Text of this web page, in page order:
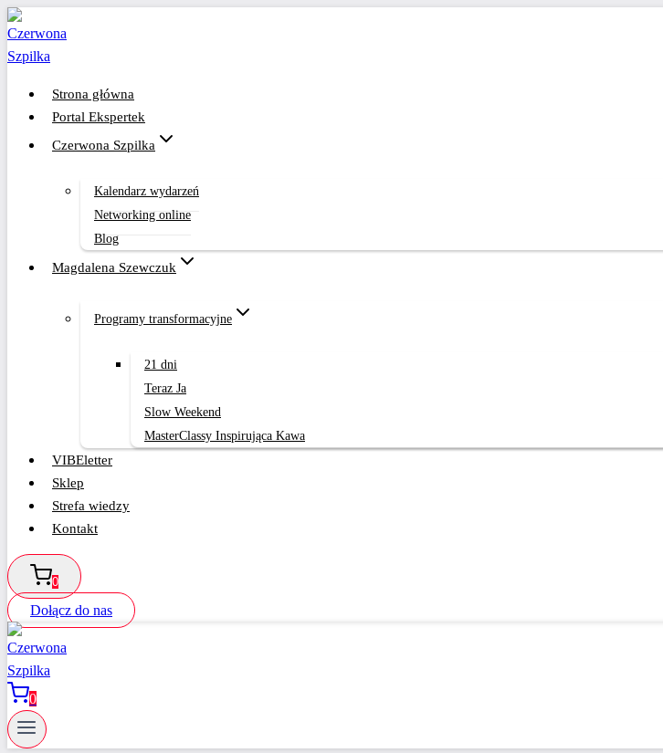
Przejdź
do
treści
Strona główna
Portal Ekspertek
Czerwona Szpilka
Kalendarz wydarzeń
Networking online
Blog
Magdalena Szewczuk
Programy transformacyjne
21 dni
Teraz Ja
Slow Weekend
MasterClassy Inspirująca Kawa
VIBEletter
Sklep
Strefa wiedzy
Kontakt
0
Dołącz do nas
0